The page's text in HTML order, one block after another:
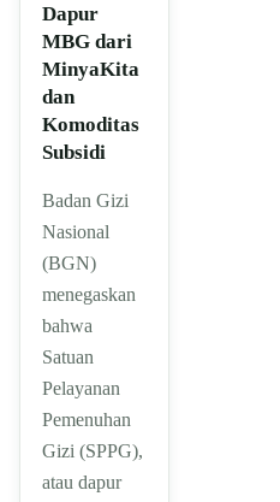
Dapur
MBG dari
MinyaKita
dan
Komoditas
Subsidi
Badan Gizi
Nasional
(BGN)
menegaskan
bahwa
Satuan
Pelayanan
Pemenuhan
Gizi (SPPG),
atau dapur